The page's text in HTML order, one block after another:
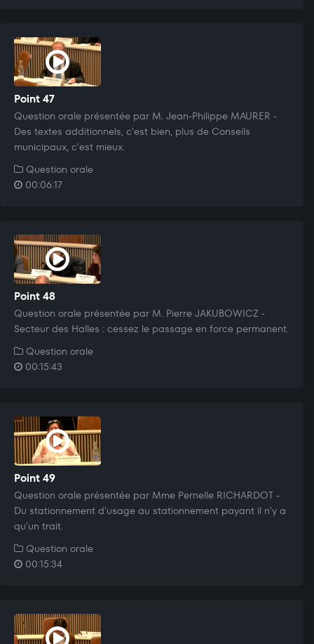
Point 47
Question orale présentée par M. Jean-Philippe MAURER -
Des textes additionnels, c'est bien, plus de Conseils
municipaux, c'est mieux.
Question orale
00:06:17
Point 48
Question orale présentée par M. Pierre JAKUBOWICZ -
Secteur des Halles : cessez le passage en force permanent.
Question orale
00:15:43
Point 49
Question orale présentée par Mme Pernelle RICHARDOT -
Du stationnement d'usage au stationnement payant il n'y a
qu'un trait.
Question orale
00:15:34